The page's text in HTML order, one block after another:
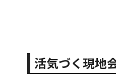
活気づく現地